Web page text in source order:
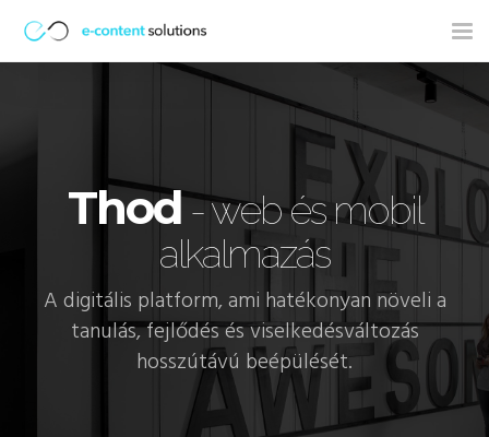
Thod- web és mobil
alkalmazás
A digitális platform, ami hatékonyan növeli a
tanulás, fejlődés és viselkedésváltozás
hosszútávú beépülését.